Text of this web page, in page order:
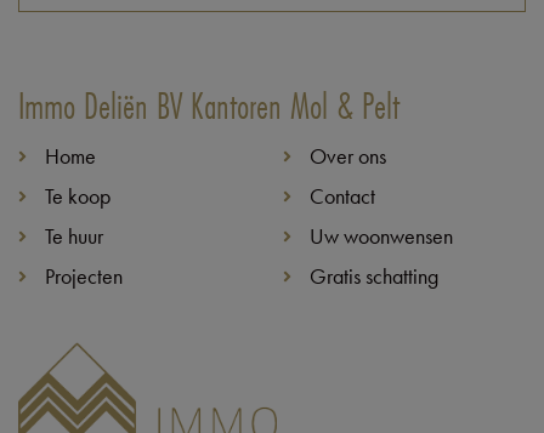
Immo Deliën BV Kantoren Mol & Pelt
Home
Te koop
Te huur
Projecten
Over ons
Contact
Uw woonwensen
Gratis schatting